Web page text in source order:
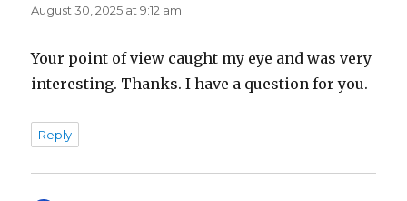
August 30, 2025 at 9:12 am
Your point of view caught my eye and was very
interesting. Thanks. I have a question for you.
Reply